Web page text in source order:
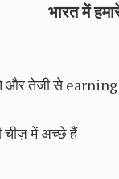
भारत में
और तेजी से
चीज़ में अच्छे हैं